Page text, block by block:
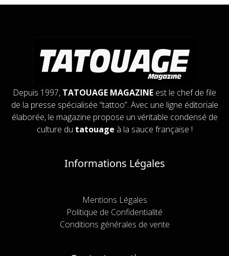
Depuis 1997, TATOUAGE MAGAZINE est le chef de file
de la presse spécialisée “tattoo”. Avec une ligne éditoriale
élaborée, le magazine propose un véritable condensé de
culture du tatouage à la sauce française !
Informations Légales
Mentions Légales
Politique de Confidentialité
Conditions générales de vente